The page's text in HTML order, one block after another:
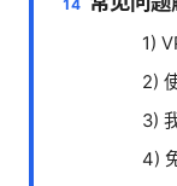
1)
2)
3)
4)